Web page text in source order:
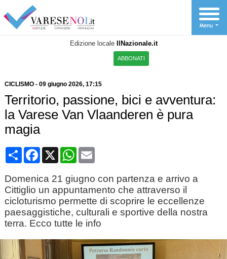
Edizione locale IlNazionale.it
ABBONATI
CICLISMO- 09 giugno 2026, 17:15
Territorio, passione, bici e avventura:
la Varese Van Vlaanderen è pura
magia
CondividiFacebook
X WhatsApp
Email
Domenica 21 giugno con partenza e arrivo a
Cittiglio un appuntamento che attraverso il
cicloturismo permette di scoprire le eccellenze
paesaggistiche, culturali e sportive della nostra
terra. Ecco tutte le info